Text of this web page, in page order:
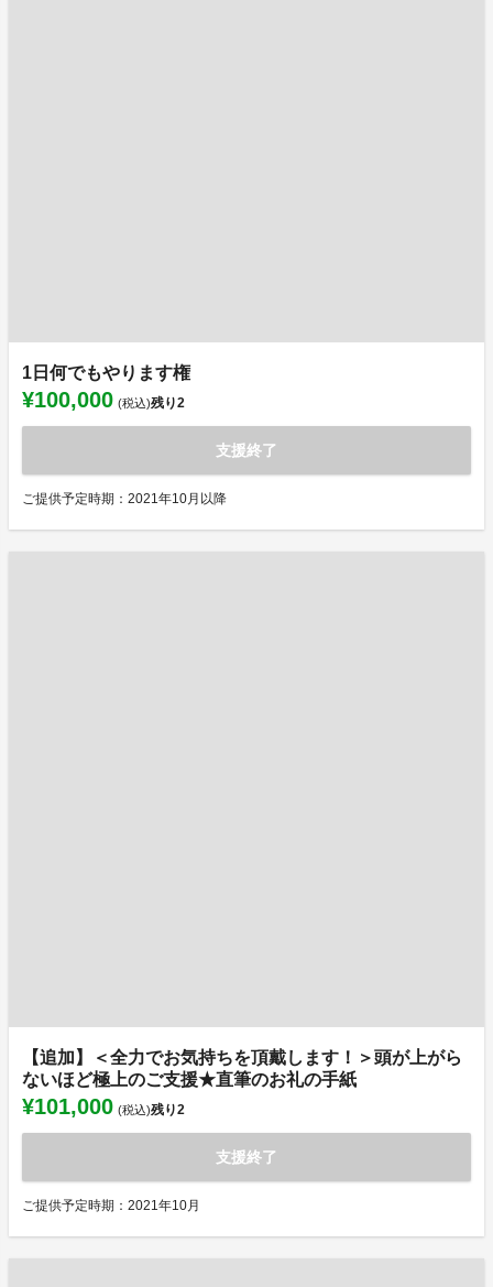
1日何でもやります権
¥100,000 (税込)残り2
支援終了
ご提供予定時期：2021年10月以降
【追加】＜全力でお気持ちを頂戴します！＞頭が上がら
ないほど極上のご支援★直筆のお礼の手紙
¥101,000 (税込)残り2
支援終了
ご提供予定時期：2021年10月